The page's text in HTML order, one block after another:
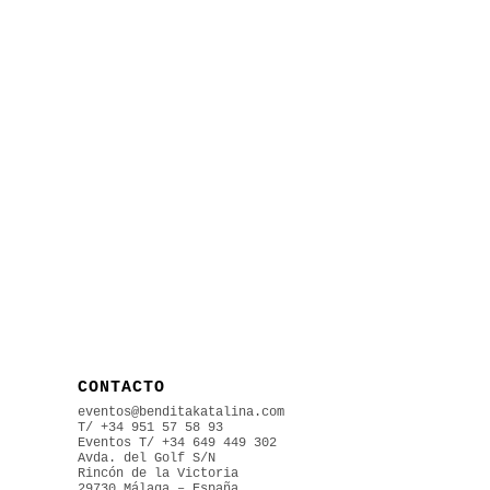
CONTACTO
eventos@benditakatalina.com
T/ +34 951 57 58 93
Eventos T/ +34 649 449 302
Avda. del Golf S/N
Rincón de la Victoria